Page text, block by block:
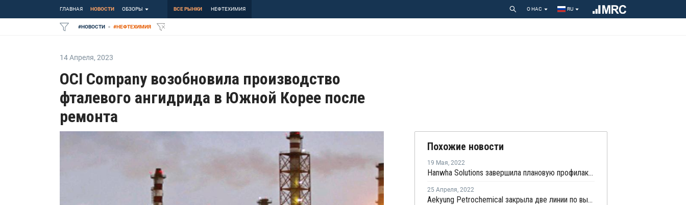
ГЛАВНАЯ НОВОСТИ ОБЗОРЫ ВСЕ РЫНКИ НЕФТЕХИМИЯ О НАС RU
#НОВОСТИ #НЕФТЕХИМИЯ
14 Апреля, 2023
OCI Company возобновила производство
фталевого ангидрида в Южной Корее после
ремонта
Похожие новости
19 Мая, 2022
Hanwha Solutions завершила плановую профилактику на заводе фталевого ангидрида в Ульсане
25 Апреля, 2022
Aekyung Petrochemical закрыла две линии по выпуску фталевого ангидрида на ремонт